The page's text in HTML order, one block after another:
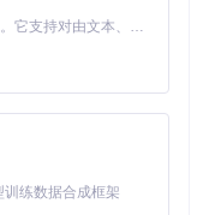
有输出设备选项，或
程适用于音频配置。
MiniMax H3 是一个通用的全模态生成系统。它支持对由文本、图像、视频和音频组成的多模态上下文进行统一理解，并能生成分辨率高达 2K、时长可达 15 秒的带原生立体声音频的视频。得益于面向任务泛化的系统设计，H3 在预训练阶段就已具备广泛的多模态上下文理解与生成能力，能够出色地执行复杂的多模态指令。
练数据合成框架